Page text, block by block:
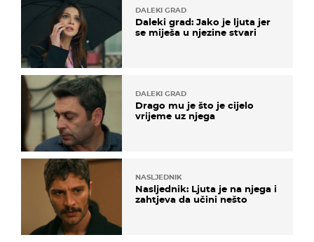
DALEKI GRAD
Daleki grad: Jako je ljuta jer
se miješa u njezine stvari
DALEKI GRAD
Drago mu je što je cijelo
vrijeme uz njega
NASLJEDNIK
Nasljednik: Ljuta je na njega i
zahtjeva da učini nešto